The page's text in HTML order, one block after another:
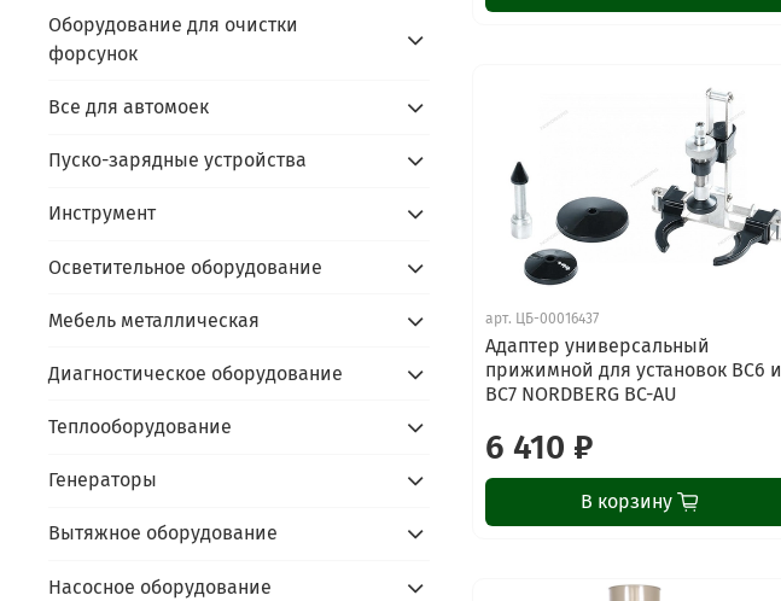
арт. ЦБ-00016437
Адаптер универсальный
прижимной для установок BC6 и
BC7 NORDBERG BC-AU
6 410 ₽
В корзину
Оборудование для очистки
форсунок
Все для автомоек
Пуско-зарядные устройства
Инструмент
Осветительное оборудование
Мебель металлическая
Диагностическое оборудование
Теплооборудование
Генераторы
Вытяжное оборудование
Насосное оборудование